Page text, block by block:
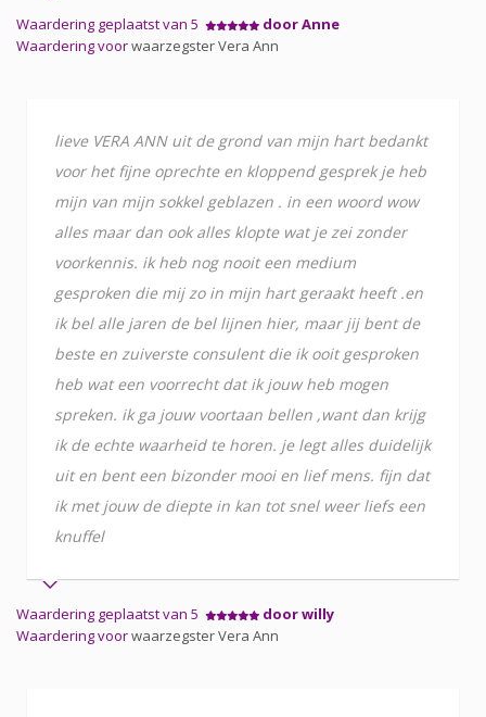
Waardering geplaatst van 5
door Anne
Waardering voorwaarzegster Vera Ann
lieve VERA ANN uit de grond van mijn hart bedankt
voor het fijne oprechte en kloppend gesprek je heb
mijn van mijn sokkel geblazen . in een woord wow
alles maar dan ook alles klopte wat je zei zonder
voorkennis. ik heb nog nooit een medium
gesproken die mij zo in mijn hart geraakt heeft .en
ik bel alle jaren de bel lijnen hier, maar jij bent de
beste en zuiverste consulent die ik ooit gesproken
heb wat een voorrecht dat ik jouw heb mogen
spreken. ik ga jouw voortaan bellen ,want dan krijg
ik de echte waarheid te horen. je legt alles duidelijk
uit en bent een bizonder mooi en lief mens. fijn dat
ik met jouw de diepte in kan tot snel weer liefs een
knuffel
Waardering geplaatst van 5
door willy
Waardering voorwaarzegster Vera Ann